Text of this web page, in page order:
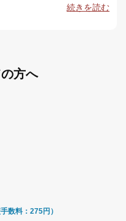
続きを読む
方へ
数料：275円）